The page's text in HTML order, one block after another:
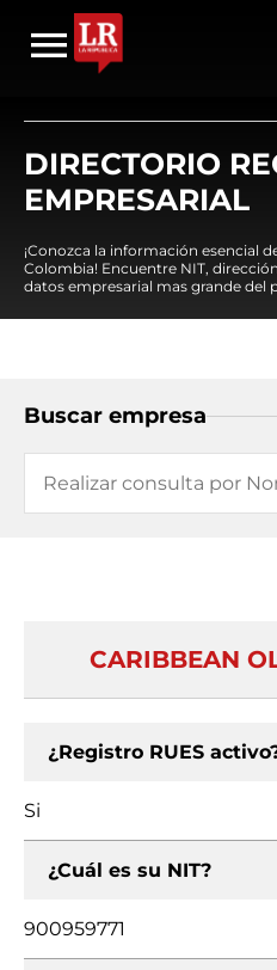
DIRECTORIO
EMPRESARIAL
¡Conozca la información esencial
Colombia! Encuentre NIT,
datos empresarial mas grande del
Buscar empresa
CARIBBEAN
¿Registro RUES
Si
¿Cuál es su NIT?
900959771